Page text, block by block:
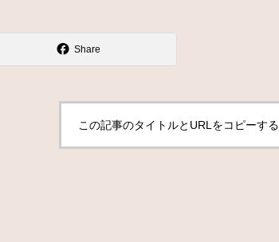
Share
この記事のタイトルとURLをコピーする